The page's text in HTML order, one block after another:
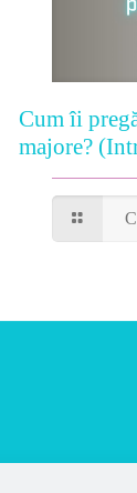
Cum îi
majore?